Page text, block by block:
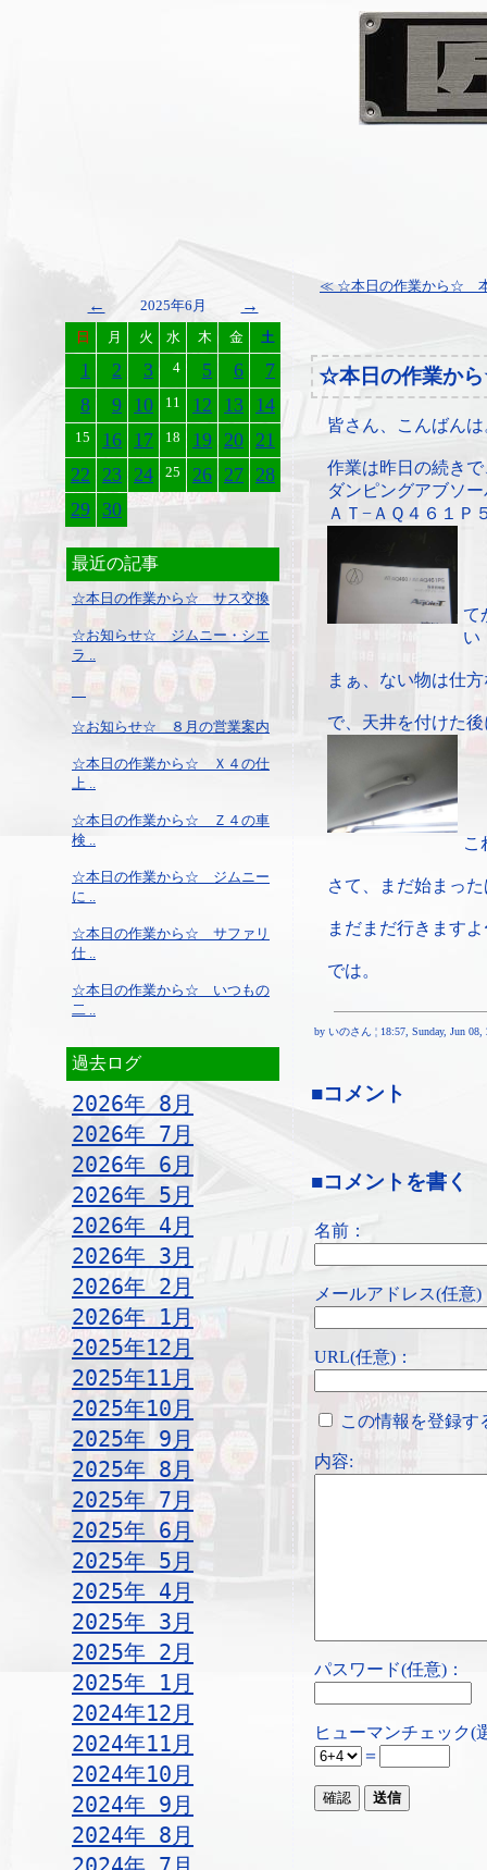
← 2025年6月 →
日 月 火 水 木 金 土
1 2 3 4 5 6
7
8
9 10 11 12 13 14
15 16 17 18 19 20 21
22 23 24 25 26 27 28
29 30
最近の記事
☆本日の作業から☆ サス交換
☆お知らせ☆ ジムニー・シエ
ラ ..
☆お知らせ☆ ８月の営業案内
☆本日の作業から☆ Ｘ４の仕
上 ..
☆本日の作業から☆ Ｚ４の車
検 ..
☆本日の作業から☆ ジムニー
に ..
☆本日の作業から☆ サファリ
仕 ..
☆本日の作業から☆ いつもの
二 ..
過去ログ
2026年 8月
2026年 7月
2026年 6月
2026年 5月
2026年 4月
2026年 3月
2026年 2月
2026年 1月
2025年12月
2025年11月
2025年10月
2025年 9月
2025年 8月
2025年 7月
2025年 6月
2025年 5月
2025年 4月
2025年 3月
2025年 2月
2025年 1月
2024年12月
2024年11月
2024年10月
2024年 9月
2024年 8月
≪ ☆本日の作業から☆
☆本日の作業か
皆さん、こんばんは
作業は昨日の続き
ダンピングアブソ
ＡＴ−ＡＱ４６１Ｐ
て
い
まぁ、ない物は仕
で、天井を付けた
こ
さて、まだ始まっ
まだまだ行きます
では。
by いのさん ¦ 18:57, Sunday, Jun 08,
■コメント
■コメントを書く
名前：
メールアドレス(任意)
URL(任意)：
この情報を登録す
内容:
パスワード(任意)：
ヒューマンチェック(
＝